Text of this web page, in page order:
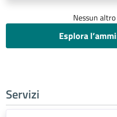
Nessun
Esplora
Servizi